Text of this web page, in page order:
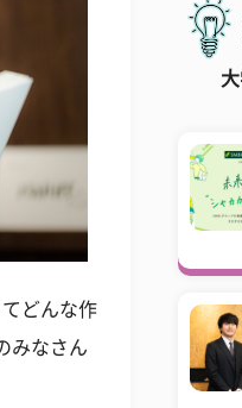
どんな作
みなさん